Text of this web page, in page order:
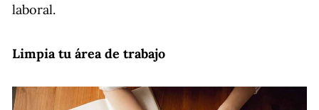
laboral.
Limpia tu área de trabajo